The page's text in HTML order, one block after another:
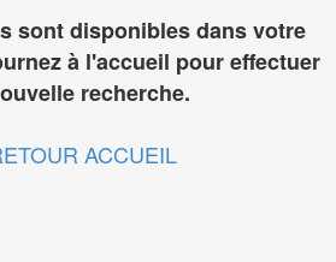
sont disponibles dans votre
à l'accueil pour effectuer
recherche.
ACCUEIL